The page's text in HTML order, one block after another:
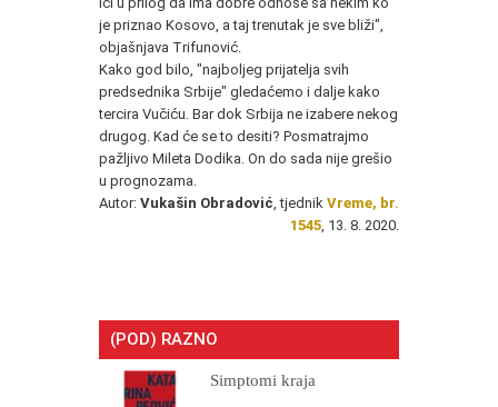
je priznao Kosovo, a taj trenutak je sve bliži",
objašnjava Trifunović.
Kako god bilo, "najboljeg prijatelja svih
predsednika Srbije" gledaćemo i dalje kako
tercira Vučiću. Bar dok Srbija ne izabere nekog
drugog. Kad će se to desiti? Posmatrajmo
pažljivo Mileta Dodika. On do sada nije grešio
u prognozama.
Autor: Vukašin Obradović , tjednik Vreme, br.
1545 , 13. 8. 2020.
(POD) RAZNO
Simptomi kraja